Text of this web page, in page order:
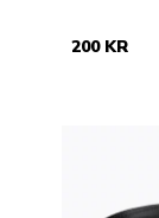
200 KR